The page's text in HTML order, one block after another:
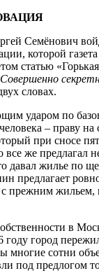
Семёнович
которой
статью
словах.
ударом по
– праву на
при сносе
же предлагал
давал жилье по
предлагает
прежним жильем,
в
году город
многие сотни
под предлогом